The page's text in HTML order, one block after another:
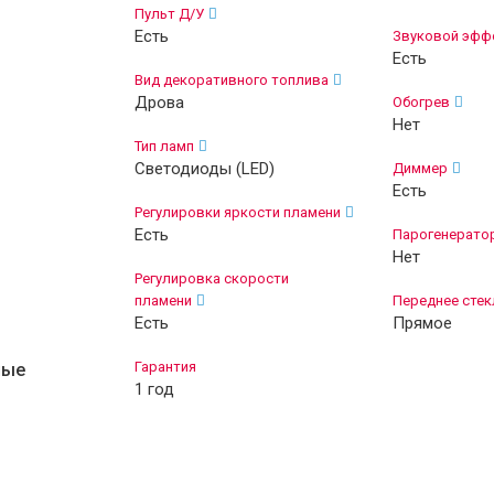
Пульт Д/У
Есть
Вид декоративного топлива
Дрова
Тип ламп
Светодиоды (LED)
Регулировки яркости пламени
Есть
Регулировка скорости
пламени
Есть
Звуковой
Есть
Обогрев
Нет
Диммер
Есть
Нет
Переднее
Прямое
Гарантия
1 год